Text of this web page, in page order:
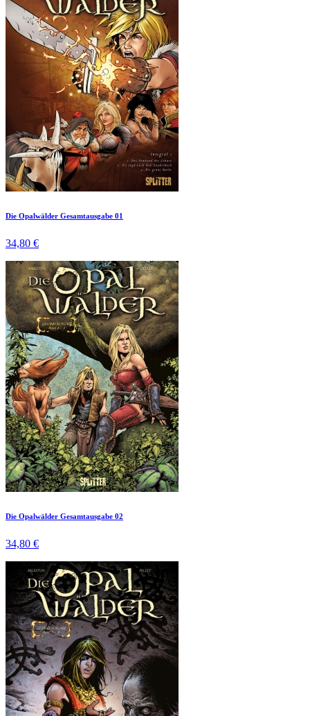
Die Opalwälder Gesamtausgabe 01
34,80 €
Die Opalwälder Gesamtausgabe 02
34,80 €